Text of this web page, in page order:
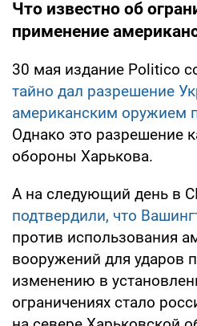
Что известно об
применение
30 мая издание Politico
тайно дал разрешение
американским оружием
Однако это разрешение
обороны Харькова.
А на следующий день в
подтвердили, что
против использования
вооружений для ударов
изменению в
ограничениях стало